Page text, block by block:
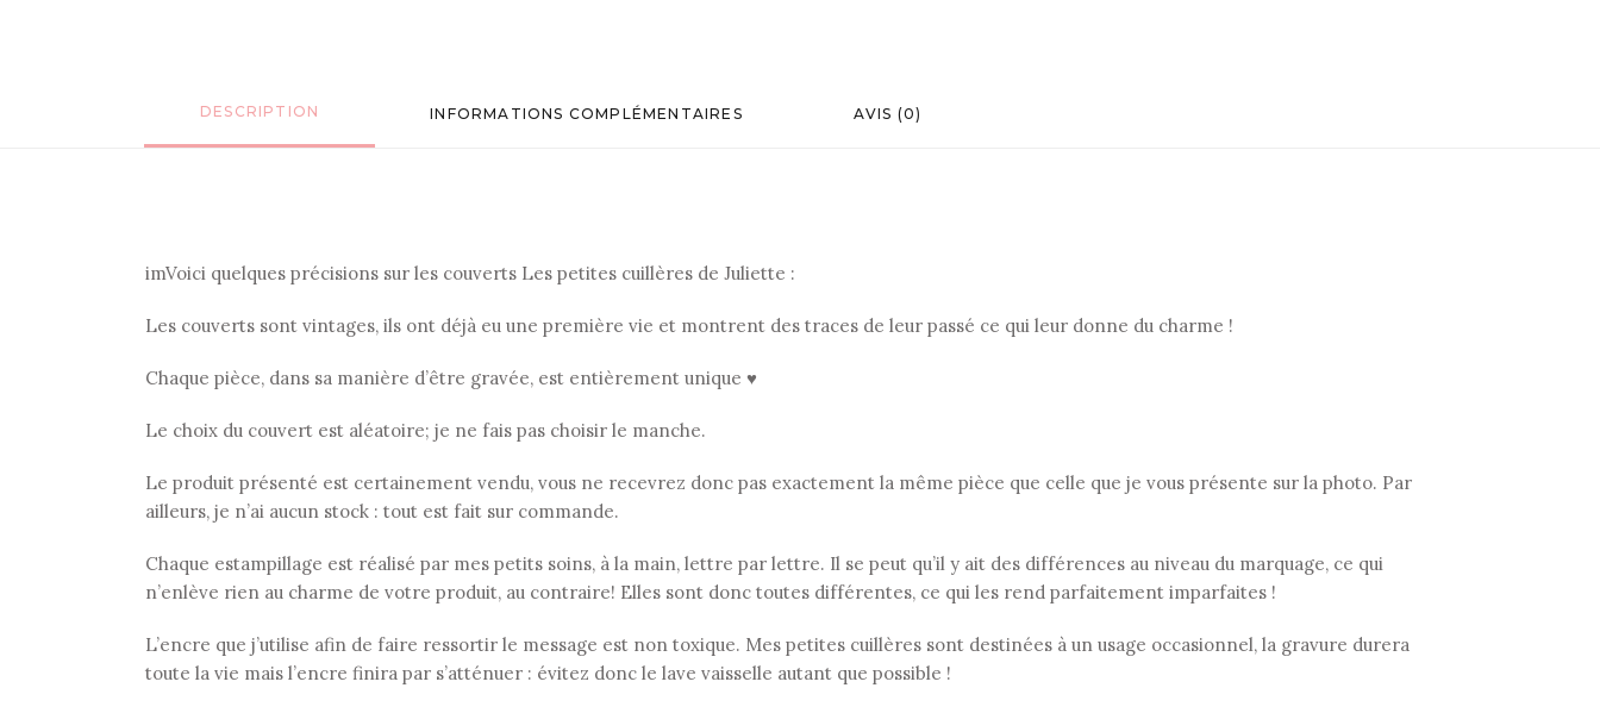
DESCRIPTION INFORMATIONS COMPLÉMENTAIRES AVIS (0)
imVoici quelques précisions sur les couverts Les petites cuillères de Juliette :
Les couverts sont vintages, ils ont déjà eu une première vie et montrent des traces de leur passé ce qui leur donne du charme !
Chaque pièce, dans sa manière d’être gravée, est entièrement unique ♥
Le choix du couvert est aléatoire; je ne fais pas choisir le manche.
Le produit présenté est certainement vendu, vous ne recevrez donc pas exactement la même pièce que celle que je vous présente sur la photo. Par
ailleurs, je n’ai aucun stock : tout est fait sur commande.
Chaque estampillage est réalisé par mes petits soins, à la main, lettre par lettre. Il se peut qu’il y ait des différences au niveau du marquage, ce qui
n’enlève rien au charme de votre produit, au contraire! Elles sont donc toutes différentes, ce qui les rend parfaitement imparfaites !
L’encre que j’utilise afin de faire ressortir le message est non toxique. Mes petites cuillères sont destinées à un usage occasionnel, la gravure durera
toute la vie mais l’encre finira par s’atténuer : évitez donc le lave vaisselle autant que possible !